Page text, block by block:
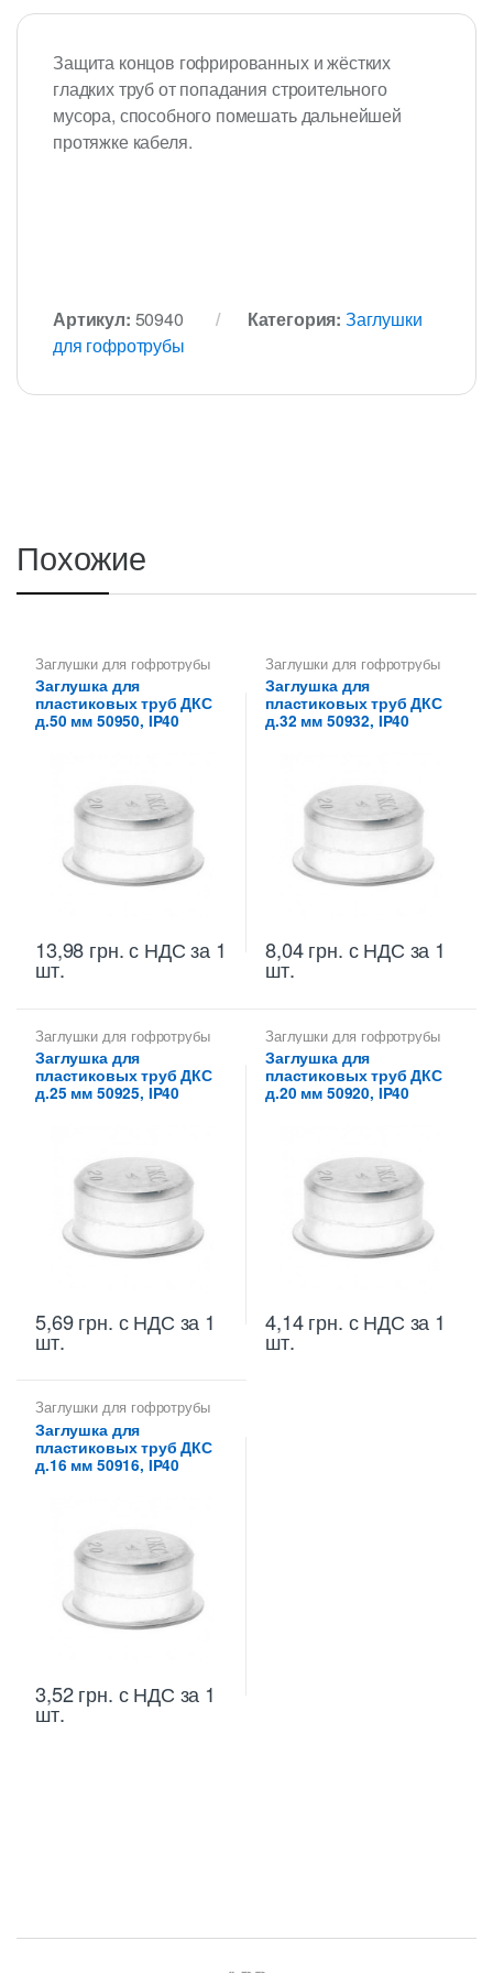
Защита концов гофрированных и жёстких
гладких труб от попадания строительного
мусора, способного помешать дальнейшей
протяжке кабеля.
Артикул: 50940 Категория: Заглушки
для гофротрубы
Похожие
Заглушки для гофротрубы
Заглушка для
пластиковых труб ДКС
д.50 мм 50950, IP40
13,98 грн.с НДС за 1
шт.
Заглушки для гофротрубы
Заглушка для
пластиковых труб ДКС
д.32 мм 50932, IP40
8,04грн. с НДС за 1
шт.
Заглушки для гофротрубы
Заглушка для
пластиковых труб ДКС
д.25 мм 50925, IP40
5,69грн. с НДС за 1
шт.
Заглушки для гофротрубы
Заглушка для
пластиковых труб ДКС
д.20 мм 50920, IP40
4,14грн. с НДС за 1
шт.
Заглушки для гофротрубы
Заглушка для
пластиковых труб ДКС
д.16 мм 50916, IP40
3,52грн. с НДС за 1
шт.